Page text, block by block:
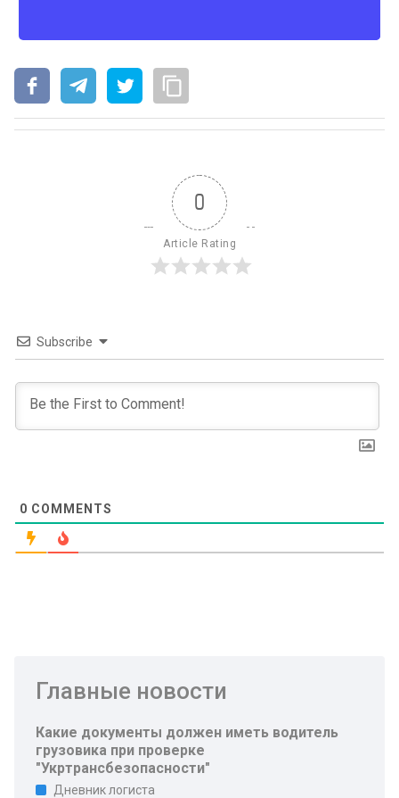
0
Article Rating
Subscribe
0 COMMENTS
Главные новости
Какие документы должен иметь водитель
грузовика при проверке
"Укртрансбезопасности"
Дневник логиста